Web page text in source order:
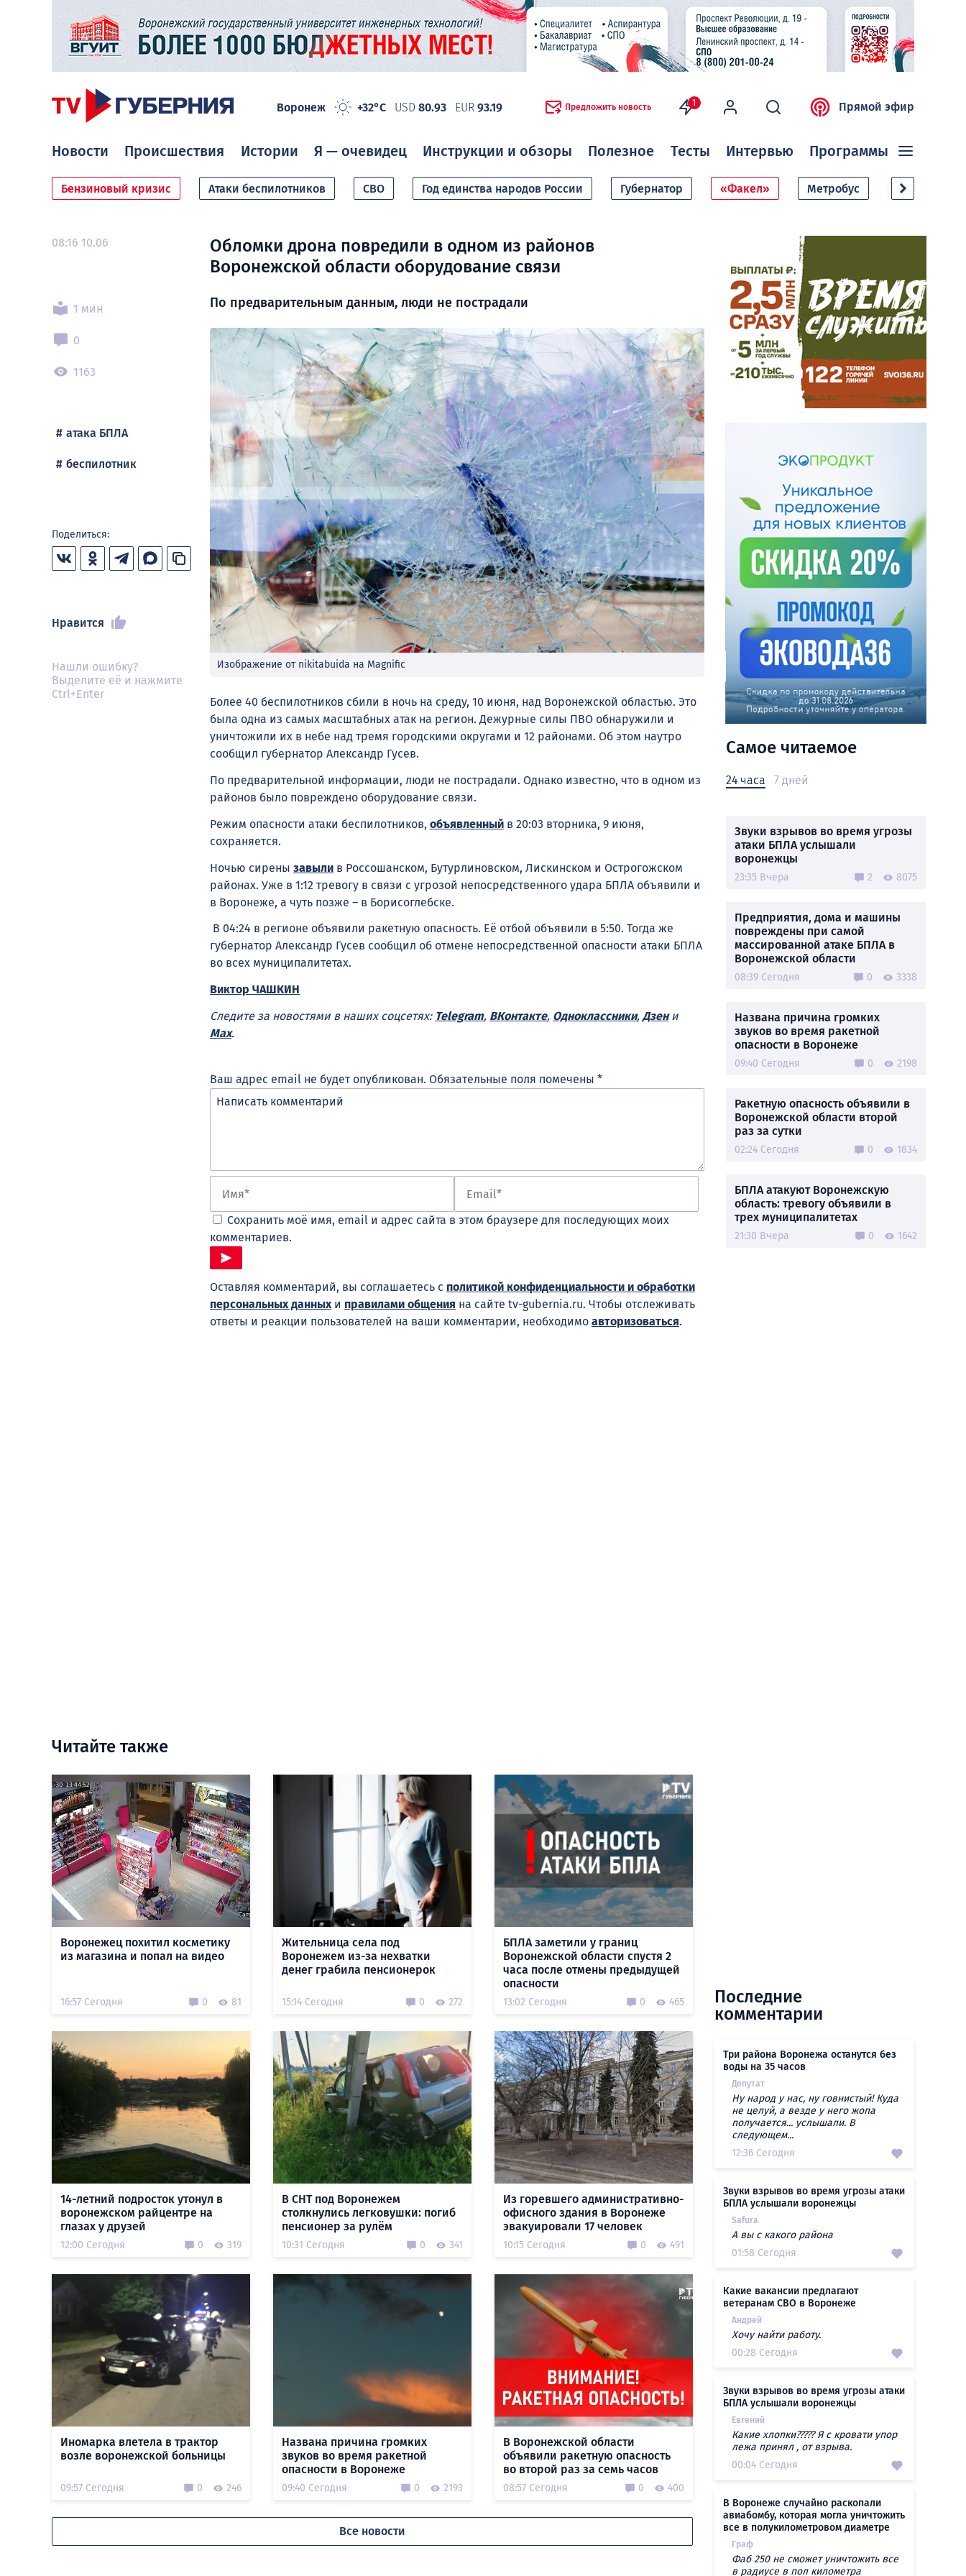
Воронеж +32°C USD 80.93 EUR 93.19 Предложить новость 1 Прямой эфир
Новости Происшествия Истории Я — очевидец Инструкции и обзоры Полезное Тесты Интервью Программы
Бензиновый кризис Атаки беспилотников СВО Год единства народов России Губернатор «Факел» Метробус Дачный
08:16 10.06
1 мин
0
1163
атака БПЛА
беспилотник
Поделиться:
Нравится
Нашли ошибку?
Выделите её и нажмите
Ctrl+Enter
Обломки дрона повредили в одном из районов
Воронежской области оборудование связи
По предварительным данным, люди не пострадали
Изображение от nikitabuida на Magnific
Более 40 беспилотников сбили в ночь на среду, 10 июня, над Воронежской областью. Это
была одна из самых масштабных атак на регион. Дежурные силы ПВО обнаружили и
уничтожили их в небе над тремя городскими округами и 12 районами. Об этом наутро
сообщил губернатор Александр Гусев.
По предварительной информации, люди не пострадали. Однако известно, что в одном из
районов было повреждено оборудование связи.
Режим опасности атаки беспилотников, объявленный в 20:03 вторника, 9 июня,
сохраняется.
Ночью сирены завыли в Россошанском, Бутурлиновском, Лискинском и Острогожском
районах. Уже в 1:12 тревогу в связи с угрозой непосредственного удара БПЛА объявили и
в Воронеже, а чуть позже – в Борисоглебске.
В 04:24 в регионе объявили ракетную опасность. Её отбой объявили в 5:50. Тогда же
губернатор Александр Гусев сообщил об отмене непосредственной опасности атаки БПЛА
во всех муниципалитетах.
Виктор ЧАШКИН
Следите за новостями в наших соцсетях: Telegram, ВКонтакте, Одноклассники, Дзени
Max.
Ваш адрес email не будет опубликован. Обязательные поля помечены *
Сохранить моё имя, email и адрес сайта в этом браузере для последующих моих
комментариев.
Оставляя комментарий, вы соглашаетесь с политикой конфиденциальности и обработки
персональных данныхи правилами общения на сайте tv-gubernia.ru. Чтобы отслеживать
ответы и реакции пользователей на ваши комментарии, необходимо авторизоваться.
Самое читаемое
24 часа 7 дней
Звуки взрывов во время угрозы
атаки БПЛА услышали
воронежцы
23:35 Вчера 2 8075
Предприятия, дома и машины
повреждены при самой
массированной атаке БПЛА в
Воронежской области
08:39 Сегодня 0 3338
Названа причина громких
звуков во время ракетной
опасности в Воронеже
09:40 Сегодня 0 2198
Ракетную опасность объявили в
Воронежской области второй
раз за сутки
02:24 Сегодня 0 1834
БПЛА атакуют Воронежскую
область: тревогу объявили в
трех муниципалитетах
21:30 Вчера 0 1642
Читайте также
Воронежец похитил косметику
из магазина и попал на видео
16:57 Сегодня 0 81
Жительница села под
Воронежем из-за нехватки
денег грабила пенсионерок
15:14 Сегодня 0 272
БПЛА заметили у границ
Воронежской области спустя 2
часа после отмены предыдущей
опасности
13:02 Сегодня 0 465
14-летний подросток утонул в
воронежском райцентре на
глазах у друзей
12:00 Сегодня 0 319
В СНТ под Воронежем
столкнулись легковушки: погиб
пенсионер за рулём
10:31 Сегодня 0 341
Из горевшего административно-
офисного здания в Воронеже
эвакуировали 17 человек
10:15 Сегодня 0 491
Иномарка влетела в трактор
возле воронежской больницы
09:57 Сегодня 0 246
Названа причина громких
звуков во время ракетной
опасности в Воронеже
09:40 Сегодня 0 2193
В Воронежской области
объявили ракетную опасность
во второй раз за семь часов
08:57 Сегодня 0 400
Все новости
Последние
комментарии
Три района Воронежа останутся без
воды на 35 часов
Депутат
Ну народ у нас, ну говнистый! Куда
не целуй, а везде у него жопа
получается... услышали. В
следующем...
12:36 Сегодня
Звуки взрывов во время угрозы атаки
БПЛА услышали воронежцы
Safura
А вы с какого района
01:58 Сегодня
Какие вакансии предлагают
ветеранам СВО в Воронеже
Андрей
Хочу найти работу.
00:28 Сегодня
Звуки взрывов во время угрозы атаки
БПЛА услышали воронежцы
Евгений
Какие хлопки????? Я с кровати упор
лежа принял , от взрыва.
00:04 Сегодня
В Воронеже случайно раскопали
авиабомбу, которая могла уничтожить
все в полукилометровом диаметре
Граф
Фаб 250 не сможет уничтожить все
в радиусе в пол километра